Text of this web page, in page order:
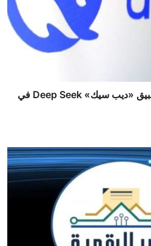
تحذيرات دولية من مخاطر تطبيق «ديب سيك» Deep Seek في